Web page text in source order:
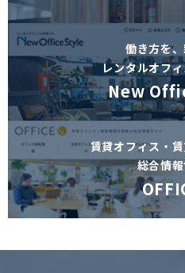
働き方を
レンタルオフ
New
賃貸オフィス・
総合情